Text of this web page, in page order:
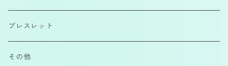
さざれ石
クイントエッセンス
エアーコンディショナー
ブレスレット
その他